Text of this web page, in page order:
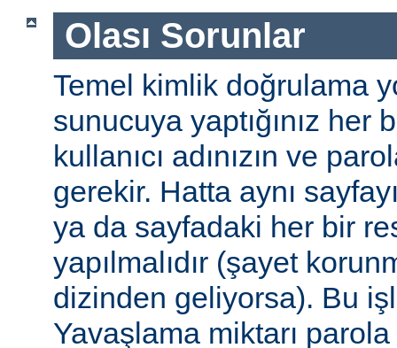
Olası Sorunlar
Temel kimlik doğrulama
sunucuya yaptığınız her
kullanıcı adınızın ve
gerekir. Hatta aynı
ya da sayfadaki her bir
yapılmalıdır (şayet
dizinden geliyorsa). Bu
Yavaşlama miktarı parola